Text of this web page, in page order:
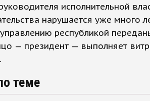
исполнительной
нарушается уже много
республикой
— президент — выполняет
теме